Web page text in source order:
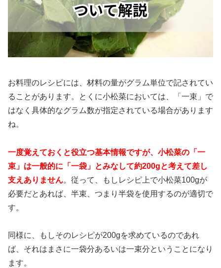
お料理のレシピには、材料の量がグラム単位で記されてい
ることがあります。とくに小松菜においては、「一束」で
はなく具体的なグラム数が指定されている場合があります
ね。
一度覚えておくと役立つ基本情報ですが、小松菜の「一
束」は一般的に「一袋」とみなして約200gと考えて差し
支えありません。従って、もしレシピ上で小松菜100gが
必要だとあれば、半束、つまり半袋を使用するのが適切で
す。
同様に、もしそのレシピが200gを求めているのであれ
ば、それはまさに一袋分あるいは一束分ということになり
ます。